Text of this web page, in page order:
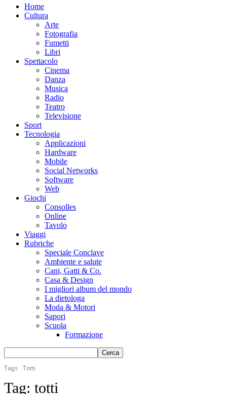
Home
Cultura
Arte
Fotografia
Fumetti
Libri
Spettacolo
Cinema
Danza
Musica
Radio
Teatro
Televisione
Sport
Tecnologia
Applicazioni
Hardware
Mobile
Social Networks
Software
Web
Giochi
Consolles
Online
Tavolo
Viaggi
Rubriche
Speciale Conclave
Ambiente e salute
Cani, Gatti & Co.
Casa & Design
I migliori album del mondo
La dietologa
Moda & Motori
Sapori
Scuola
Formazione
Tags Totti
Tag: totti